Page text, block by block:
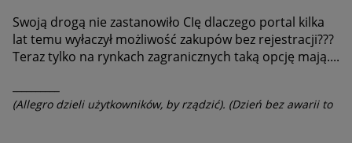
Swoją drogą nie zastanowiło CIę dlaczego portal kilka
lat temu wyłaczył możliwość zakupów bez rejestracji???
Teraz tylko na rynkach zagranicznych taką opcję mają....
(Allegro dzieli użytkowników, by rządzić). (Dzień bez awarii to